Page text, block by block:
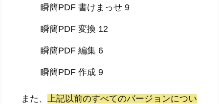
瞬簡PDF 書けまっせ 9
瞬簡PDF 変換 12
瞬簡PDF 編集 6
瞬簡PDF 作成 9
また、
上記以前のすべてのバージョンについ